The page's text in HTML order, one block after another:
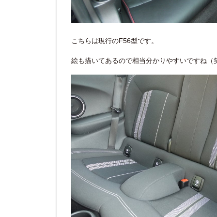
こちらは現行のF56型です。
絵も描いてあるので相当分かりやすいですね（